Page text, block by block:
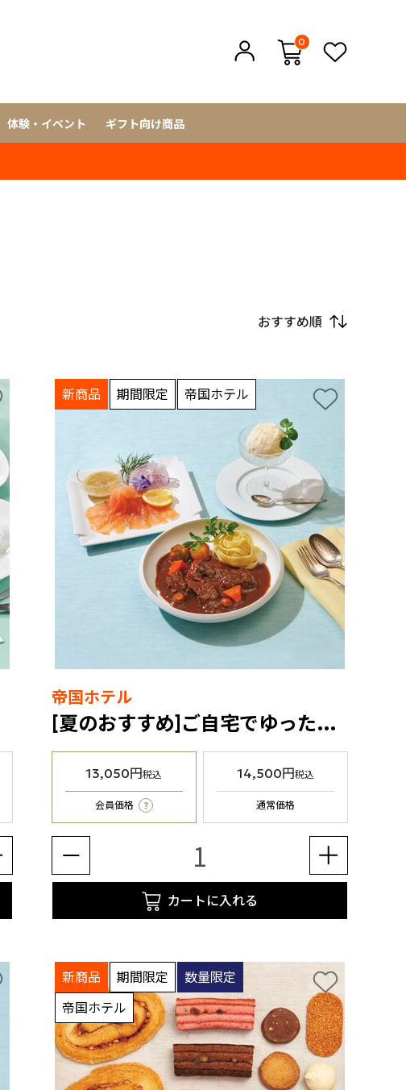
0
体験・イベント ギフト向け商品
おすすめ順
新商品 期間限定 帝国ホテル
帝国ホテル
[夏のおすすめ]ご自宅でゆったりグルメセット（冷凍食品）
13,050円税込
会員価格 ?
14,500円税込
通常価格
カートに入れる
新商品 期間限定
数量限定
帝国ホテル